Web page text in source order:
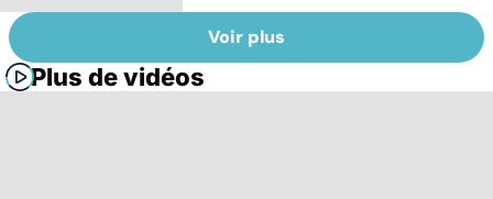
Voir plus
Plus de vidéos